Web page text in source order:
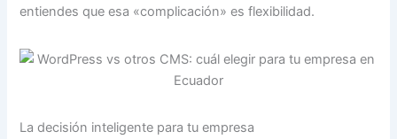
entiendes que esa «complicación» es flexibilidad.
La decisión inteligente para tu empresa